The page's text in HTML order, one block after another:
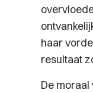
haar
resultaat
De